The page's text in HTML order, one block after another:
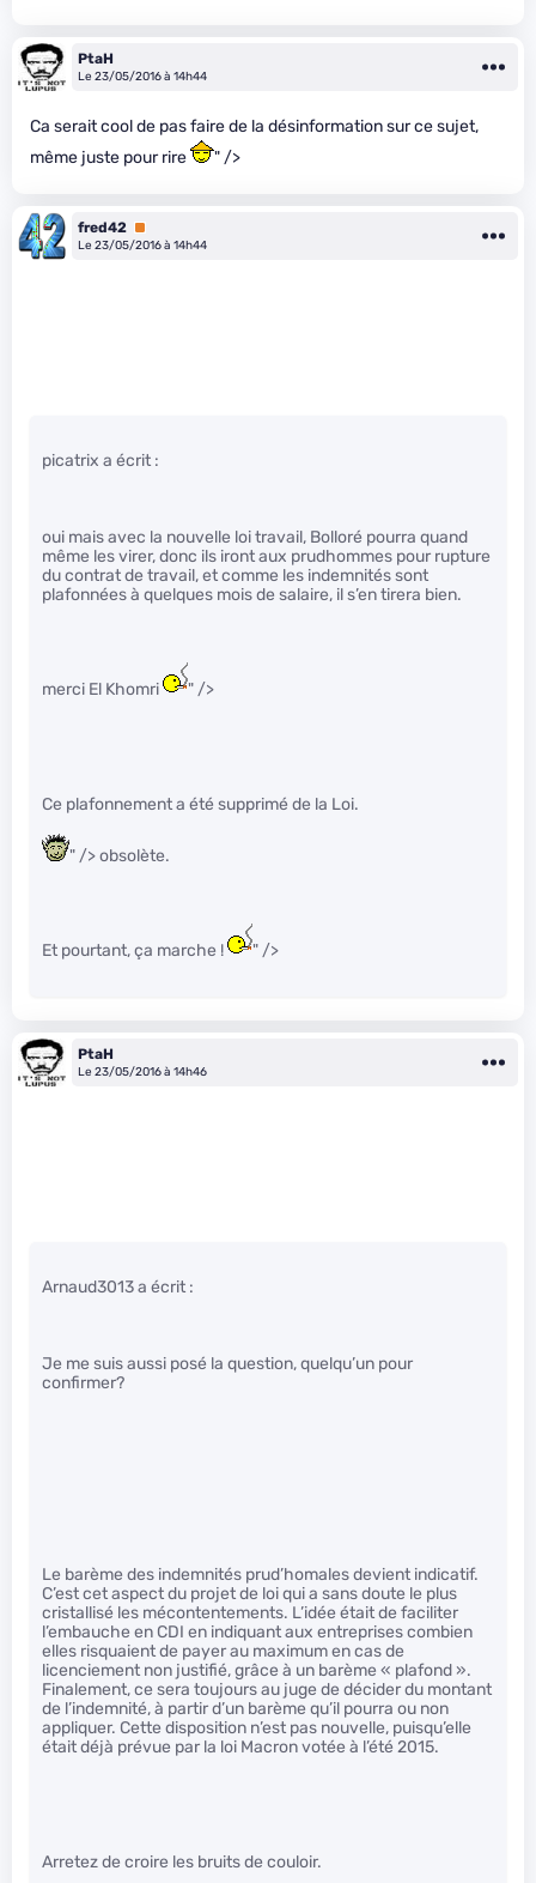
PtaH
Le 23/05/2016 à 14h44
Ca serait cool de pas faire de la désinformation sur ce sujet,
même juste pour rire
" />
fred42 Premium
Le 23/05/2016 à 14h44
picatrix a écrit :
oui mais avec la nouvelle loi travail, Bolloré pourra quand
même les virer, donc ils iront aux prudhommes pour rupture
du contrat de travail, et comme les indemnités sont
plafonnées à quelques mois de salaire, il s’en tirera bien.
merci El Khomri " />
Ce plafonnement a été supprimé de la Loi.
" /> obsolète.
Et pourtant, ça marche ! " />
PtaH
Le 23/05/2016 à 14h46
Arnaud3013 a écrit :
Je me suis aussi posé la question, quelqu’un pour
confirmer?
Le barème des indemnités prud’homales devient indicatif.
C’est cet aspect du projet de loi qui a sans doute le plus
cristallisé les mécontentements. L’idée était de faciliter
l’embauche en CDI en indiquant aux entreprises combien
elles risquaient de payer au maximum en cas de
licenciement non justifié, grâce à un barème « plafond ».
Finalement, ce sera toujours au juge de décider du montant
de l’indemnité, à partir d’un barème qu’il pourra ou non
appliquer. Cette disposition n’est pas nouvelle, puisqu’elle
était déjà prévue par la loi Macron votée à l’été 2015.
Arretez de croire les bruits de couloir.